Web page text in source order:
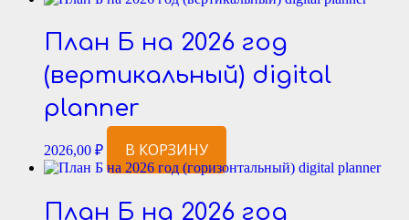
План Б на 2026 год
(вертикальный) digital
planner
2026,00 ₽ В КОРЗИНУ
План Б на 2026 год